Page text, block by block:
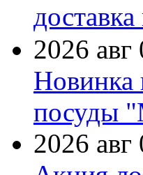
2026 авг
Новинка
посуды
2026 авг